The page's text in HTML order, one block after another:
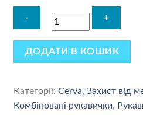
ДОДАТИ В КОШИК
Категорії:Cerva,Захист від
Комбіновані рукавички,